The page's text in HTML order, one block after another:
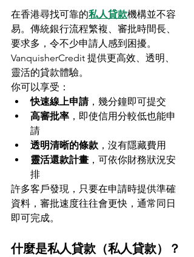
在香港尋找可靠的私人貸款機構並不容
易。傳統銀行流程繁複、審批時間長、
要求多，令不少申請人感到困擾。
VanquisherCredit 提供更高效、透明、
靈活的貸款體驗。
你可以享受：
快速線上申請，幾分鐘即可提交
高審批率 ，即使信用分較低也能申
請
透明清晰的條款 ，沒有隱藏費用
靈活還款計畫 ，可依你財務狀況安
排
許多客戶發現，只要在申請時提供準確
資料，審批速度往往會更快，通常同日
即可完成。
什麼是私人貸款（私人貸款）？